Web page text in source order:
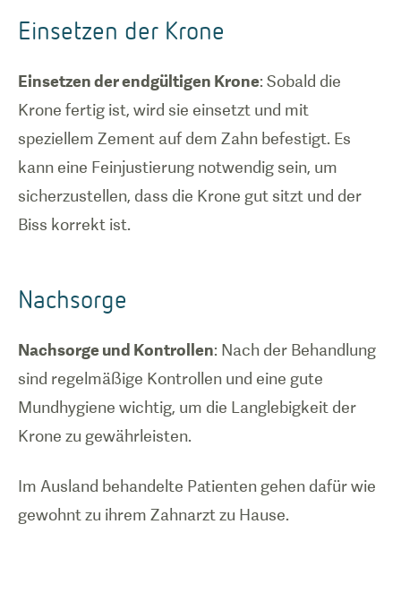
Einsetzen der Krone
Einsetzen der endgültigen Krone: Sobald die
Krone fertig ist, wird sie einsetzt und mit
speziellem Zement auf dem Zahn befestigt. Es
kann eine Feinjustierung notwendig sein, um
sicherzustellen, dass die Krone gut sitzt und der
Biss korrekt ist.
Nachsorge
Nachsorge und Kontrollen: Nach der Behandlung
sind regelmäßige Kontrollen und eine gute
Mundhygiene wichtig, um die Langlebigkeit der
Krone zu gewährleisten.
Im Ausland behandelte Patienten gehen dafür wie
gewohnt zu ihrem Zahnarzt zu Hause.